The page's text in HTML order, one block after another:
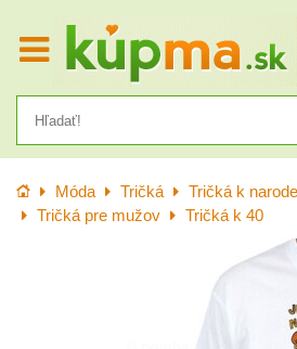
Úvod Móda Tričká
Tričká k
Tričká pre mužov
Tričká k 40